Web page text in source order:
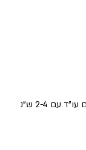
למשרד גדול ומוביל מחפשים עו"ד עם 2-4 ש"נ